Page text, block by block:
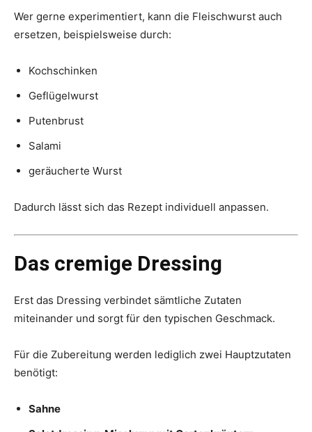
Wer gerne experimentiert, kann die Fleischwurst auch
ersetzen, beispielsweise durch:
Kochschinken
Geflügelwurst
Putenbrust
Salami
geräucherte Wurst
Dadurch lässt sich das Rezept individuell anpassen.
Das cremige Dressing
Erst das Dressing verbindet sämtliche Zutaten
miteinander und sorgt für den typischen Geschmack.
Für die Zubereitung werden lediglich zwei Hauptzutaten
benötigt:
Sahne